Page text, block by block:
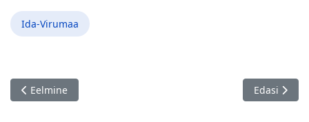
Ida-Virumaa
Eelmine artikkel: Tere Sügis, Paikuse 15.10.
Eelmine Järgmine
Edasi